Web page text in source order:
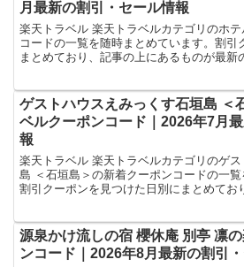
月最新の割引・セール情報
楽天トラベル 楽天トラベルカテゴリのホ
コードの一覧を随時まとめています。割引
まとめており、記事の上にあるものが最新
す。ホテル・旅館宿泊の予約などで使え
ゲストハウスえみっくす石垣島 ＜
ベルクーポンコード｜2026年7月
報
楽天トラベル 楽天トラベルカテゴリのゲ
島 ＜石垣島＞の新着クーポンコードの一覧
割引クーポンを見つけた日別にまとめてお
最新の割引クーポンになります。ホテル
源泉かけ流しの宿 櫻休庵 別亭 凛
ンコード｜2026年8月最新の割引